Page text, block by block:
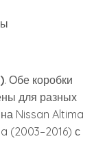
. Обе коробки
для разных
Nissan Altima
(2003–2016) с